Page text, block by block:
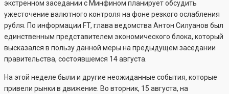
экстренном заседании с Минфином планирует обсудить
ужесточение валютного контроля на фоне резкого ослабления
рубля. По информации FT, глава ведомства Антон Силуанов был
единственным представителем экономического блока, который
высказался в пользу данной меры на предыдущем заседании
правительства, состоявшемся 14 августа.
На этой неделе были и другие неожиданные события, которые
привели рынки в движение. Во вторник, 15 августа, на